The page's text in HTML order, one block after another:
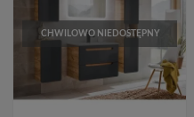
CHWILOWO NIEDOSTĘPNY